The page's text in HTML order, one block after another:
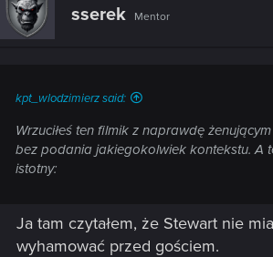
sserek Mentor
kpt_wlodzimierz said:
Wrzuciłeś ten filmik z naprawdę
bez podania jakiegokolwiek kontekstu. A
istotny:
Ja tam czytałem, że Stewart nie
wyhamować przed gościem.